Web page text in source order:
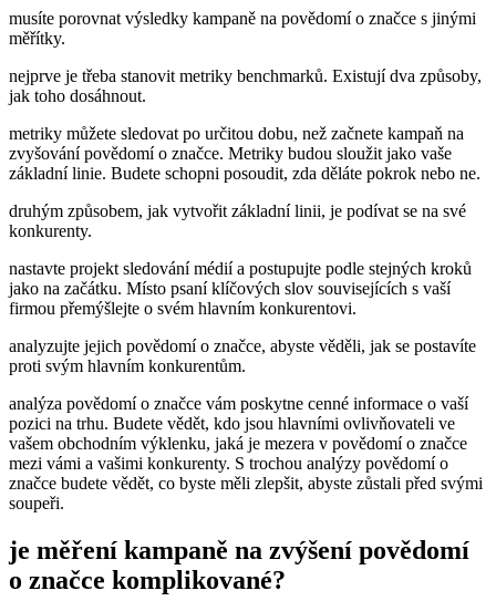
musíte porovnat výsledky kampaně na povědomí o značce s jinými
měřítky.
nejprve je třeba stanovit metriky benchmarků. Existují dva způsoby,
jak toho dosáhnout.
metriky můžete sledovat po určitou dobu, než začnete kampaň na
zvyšování povědomí o značce. Metriky budou sloužit jako vaše
základní linie. Budete schopni posoudit, zda děláte pokrok nebo ne.
druhým způsobem, jak vytvořit základní linii, je podívat se na své
konkurenty.
nastavte projekt sledování médií a postupujte podle stejných kroků
jako na začátku. Místo psaní klíčových slov souvisejících s vaší
firmou přemýšlejte o svém hlavním konkurentovi.
analyzujte jejich povědomí o značce, abyste věděli, jak se postavíte
proti svým hlavním konkurentům.
analýza povědomí o značce vám poskytne cenné informace o vaší
pozici na trhu. Budete vědět, kdo jsou hlavními ovlivňovateli ve
vašem obchodním výklenku, jaká je mezera v povědomí o značce
mezi vámi a vašimi konkurenty. S trochou analýzy povědomí o
značce budete vědět, co byste měli zlepšit, abyste zůstali před svými
soupeři.
je měření kampaně na zvýšení povědomí
o značce komplikované?